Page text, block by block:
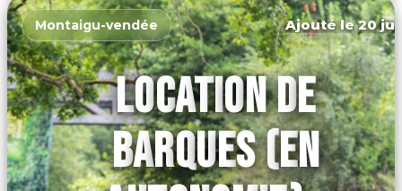
Montaigu-vendée Ajouté le 20
LOCATION DE
BARQUES (EN